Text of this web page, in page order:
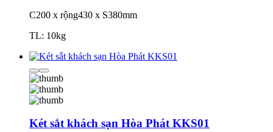
C200 x rộng430 x S380mm
TL: 10kg
Két sắt khách sạn Hòa Phát KKS01